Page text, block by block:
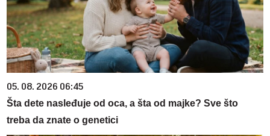
05. 08. 2026 06:45
Šta dete nasleđuje od oca, a šta od majke? Sve što
treba da znate o genetici